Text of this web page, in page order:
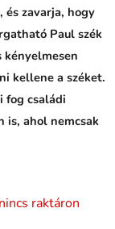
zavarja, hogy
Paul szék
kellene a széket.
fog családi
is, ahol nemcsak
raktáron